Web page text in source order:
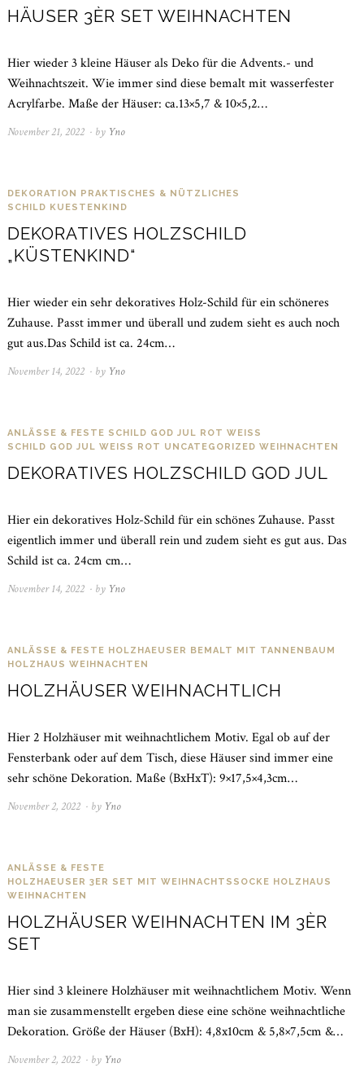
HÄUSER 3ÈR SET WEIHNACHTEN
Hier wieder 3 kleine Häuser als Deko für die Advents.- und
Weihnachtszeit. Wie immer sind diese bemalt mit wasserfester
Acrylfarbe. Maße der Häuser: ca.13×5,7 & 10×5,2…
November 21, 2022November
by Yno
DEKORATION PRAKTISCHES & NÜTZLICHES
SCHILD KUESTENKIND
DEKORATIVES HOLZSCHILD
„KÜSTENKIND“
Hier wieder ein sehr dekoratives Holz-Schild für ein schöneres
Zuhause. Passt immer und überall und zudem sieht es auch noch
gut aus.Das Schild ist ca. 24cm…
November 14, 2022November
by Yno
ANLÄSSE & FESTE SCHILD GOD JUL ROT WEISS
SCHILD GOD JUL WEISS ROT UNCATEGORIZED WEIHNACHTEN
DEKORATIVES HOLZSCHILD GOD JUL
Hier ein dekoratives Holz-Schild für ein schönes Zuhause. Passt
eigentlich immer und überall rein und zudem sieht es gut aus. Das
Schild ist ca. 24cm cm…
November 14, 2022November
by Yno
ANLÄSSE & FESTE HOLZHAEUSER BEMALT MIT TANNENBAUM
HOLZHAUS WEIHNACHTEN
HOLZHÄUSER WEIHNACHTLICH
Hier 2 Holzhäuser mit weihnachtlichem Motiv. Egal ob auf der
Fensterbank oder auf dem Tisch, diese Häuser sind immer eine
sehr schöne Dekoration. Maße (BxHxT): 9×17,5×4,3cm…
November 2, 2022November
by Yno
ANLÄSSE & FESTE
HOLZHAEUSER 3ER SET MIT WEIHNACHTSSOCKE HOLZHAUS
WEIHNACHTEN
HOLZHÄUSER WEIHNACHTEN IM 3ÈR
SET
Hier sind 3 kleinere Holzhäuser mit weihnachtlichem Motiv. Wenn
man sie zusammenstellt ergeben diese eine schöne weihnachtliche
Dekoration. Größe der Häuser (BxH): 4,8x10cm & 5,8×7,5cm &…
November 2, 2022November
by Yno